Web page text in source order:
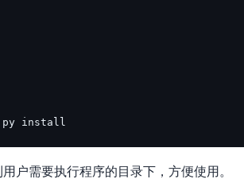
install
户需要执行程序的目录下，方便使用。